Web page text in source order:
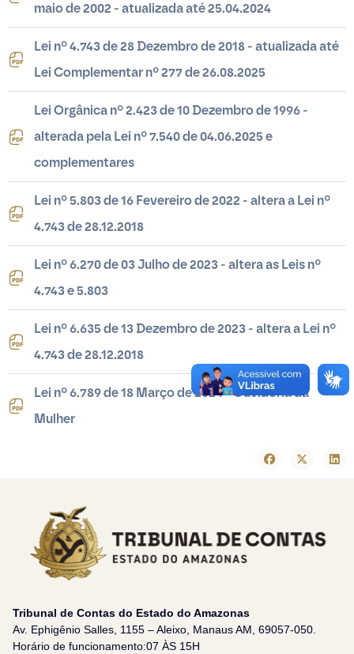
maio de 2002 - atualizada até 25.04.2024
Lei nº 4.743 de 28 Dezembro de 2018 - atualizada até
Lei Complementar nº 277 de 26.08.2025
Lei Orgânica nº 2.423 de 10 Dezembro de 1996 -
alterada pela Lei nº 7.540 de 04.06.2025 e
complementares
Lei nº 5.803 de 16 Fevereiro de 2022 - altera a Lei nº
4.743 de 28.12.2018
Lei nº 6.270 de 03 Julho de 2023 - altera as Leis nº
4.743 e 5.803
Lei nº 6.635 de 13 Dezembro de 2023 - altera a Lei nº
4.743 de 28.12.2018
Lei nº 6.789 de 18 Março de 2024 - Ouvidoria da
Mulher
Tribunal de Contas do Estado do Amazonas
Av. Ephigênio Salles, 1155 – Aleixo, Manaus AM, 69057-050.
Horário de funcionamento:07 ÀS 15H